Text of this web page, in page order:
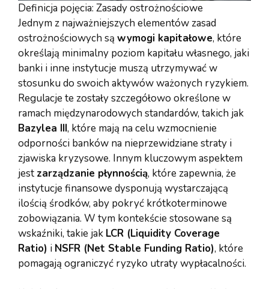
Definicja pojęcia: Zasady ostrożnościowe
Jednym z najważniejszych elementów zasad
ostrożnościowych są wymogi kapitałowe, które
określają minimalny poziom kapitału własnego, jaki
banki i inne instytucje muszą utrzymywać w
stosunku do swoich aktywów ważonych ryzykiem.
Regulacje te zostały szczegółowo określone w
ramach międzynarodowych standardów, takich jak
Bazylea III, które mają na celu wzmocnienie
odporności banków na nieprzewidziane straty i
zjawiska kryzysowe. Innym kluczowym aspektem
jest zarządzanie płynnością, które zapewnia, że
instytucje finansowe dysponują wystarczającą
ilością środków, aby pokryć krótkoterminowe
zobowiązania. W tym kontekście stosowane są
wskaźniki, takie jak LCR (Liquidity Coverage
Ratio) i NSFR (Net Stable Funding Ratio), które
pomagają ograniczyć ryzyko utraty wypłacalności.